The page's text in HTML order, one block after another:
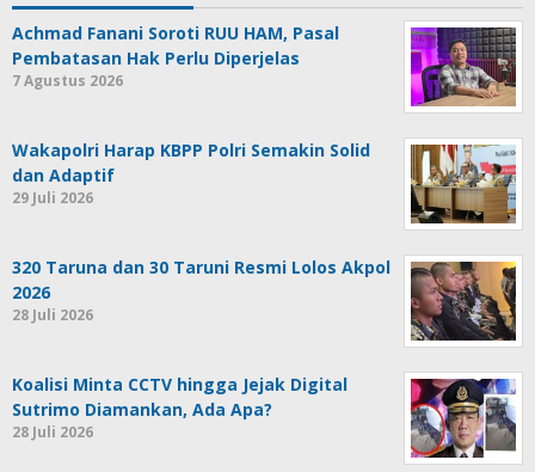
Achmad Fanani Soroti RUU HAM, Pasal
Pembatasan Hak Perlu Diperjelas
7 Agustus 2026
Wakapolri Harap KBPP Polri Semakin Solid
dan Adaptif
29 Juli 2026
320 Taruna dan 30 Taruni Resmi Lolos Akpol
2026
28 Juli 2026
Koalisi Minta CCTV hingga Jejak Digital
Sutrimo Diamankan, Ada Apa?
28 Juli 2026